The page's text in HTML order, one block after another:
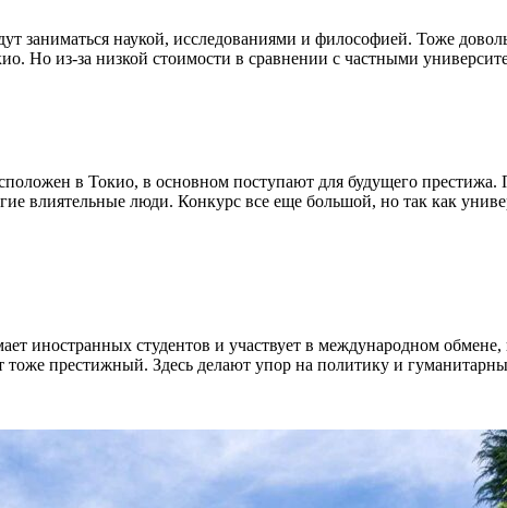
заниматься наукой, исследованиями и философией. Тоже
Но из-за низкой стоимости в сравнении с частными
в Токио, в основном поступают для будущего
влиятельные люди. Конкурс все еще большой, но так как
иностранных студентов и участвует в международном обмене,
престижный. Здесь делают упор на политику и